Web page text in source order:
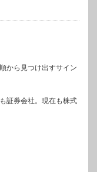
から見つけ出すサイン
証券会社。現在も株式